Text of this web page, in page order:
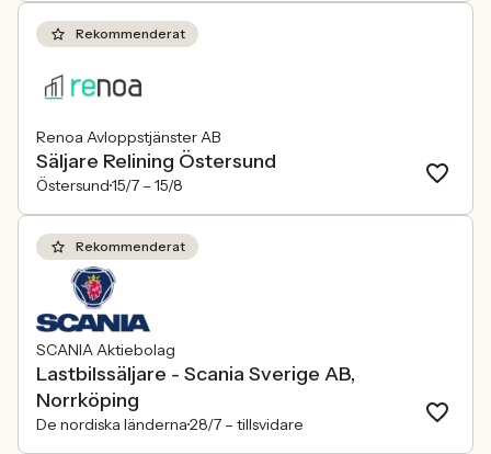
Rekommenderat
Renoa Avloppstjänster AB
Säljare Relining Östersund
Östersund15/7 – 15/8
Rekommenderat
SCANIA Aktiebolag
Lastbilssäljare - Scania Sverige AB,
Norrköping
De nordiska länderna28/7 – tillsvidare